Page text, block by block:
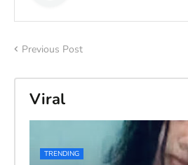
Previous Post
Viral
TRENDING